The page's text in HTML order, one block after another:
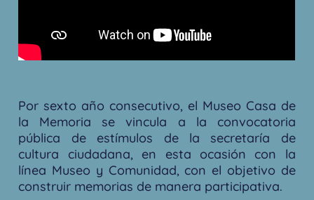
Por sexto año consecutivo, el Museo Casa de
la Memoria se vincula a la convocatoria
pública de estímulos de la secretaría de
cultura ciudadana, en esta ocasión con la
línea Museo y Comunidad, con el objetivo de
construir memorias de manera participativa.